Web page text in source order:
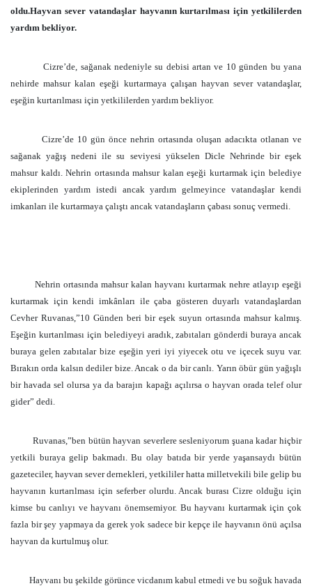
oldu.Hayvan sever vatandaşlar hayvanın kurtarılması için yetkililerden
yardım bekliyor.
Cizre’de, sağanak nedeniyle su debisi artan ve 10 günden bu yana
nehirde mahsur kalan eşeği kurtarmaya çalışan hayvan sever vatandaşlar,
eşeğin kurtarılması için yetkililerden yardım bekliyor.
Cizre’de 10 gün önce nehrin ortasında oluşan adacıkta otlanan ve
sağanak yağış nedeni ile su seviyesi yükselen Dicle Nehrinde bir eşek
mahsur kaldı. Nehrin ortasında mahsur kalan eşeği kurtarmak için belediye
ekiplerinden yardım istedi ancak yardım gelmeyince vatandaşlar kendi
imkanları ile kurtarmaya çalıştı ancak vatandaşların çabası sonuç vermedi.
Nehrin ortasında mahsur kalan hayvanı kurtarmak nehre atlayıp eşeği
kurtarmak için kendi imkânları ile çaba gösteren duyarlı vatandaşlardan
Cevher Ruvanas,”10 Günden beri bir eşek suyun ortasında mahsur kalmış.
Eşeğin kurtarılması için belediyeyi aradık, zabıtaları gönderdi buraya ancak
buraya gelen zabıtalar bize eşeğin yeri iyi yiyecek otu ve içecek suyu var.
Bırakın orda kalsın dediler bize. Ancak o da bir canlı. Yarın öbür gün yağışlı
bir havada sel olursa ya da barajın kapağı açılırsa o hayvan orada telef olur
gider” dedi.
Ruvanas,”ben bütün hayvan severlere sesleniyorum şuana kadar hiçbir
yetkili buraya gelip bakmadı. Bu olay batıda bir yerde yaşansaydı bütün
gazeteciler, hayvan sever dernekleri, yetkililer hatta milletvekili bile gelip bu
hayvanın kurtarılması için seferber olurdu. Ancak burası Cizre olduğu için
kimse bu canlıyı ve hayvanı önemsemiyor. Bu hayvanı kurtarmak için çok
fazla bir şey yapmaya da gerek yok sadece bir kepçe ile hayvanın önü açılsa
hayvan da kurtulmuş olur.
Hayvanı bu şekilde görünce vicdanım kabul etmedi ve bu soğuk havada